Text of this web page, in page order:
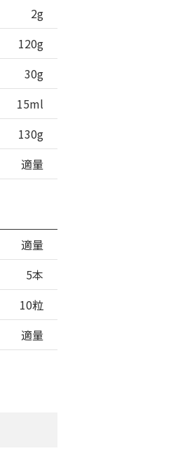
2g
120g
30g
15ml
130g
適量
適量
5本
10粒
適量